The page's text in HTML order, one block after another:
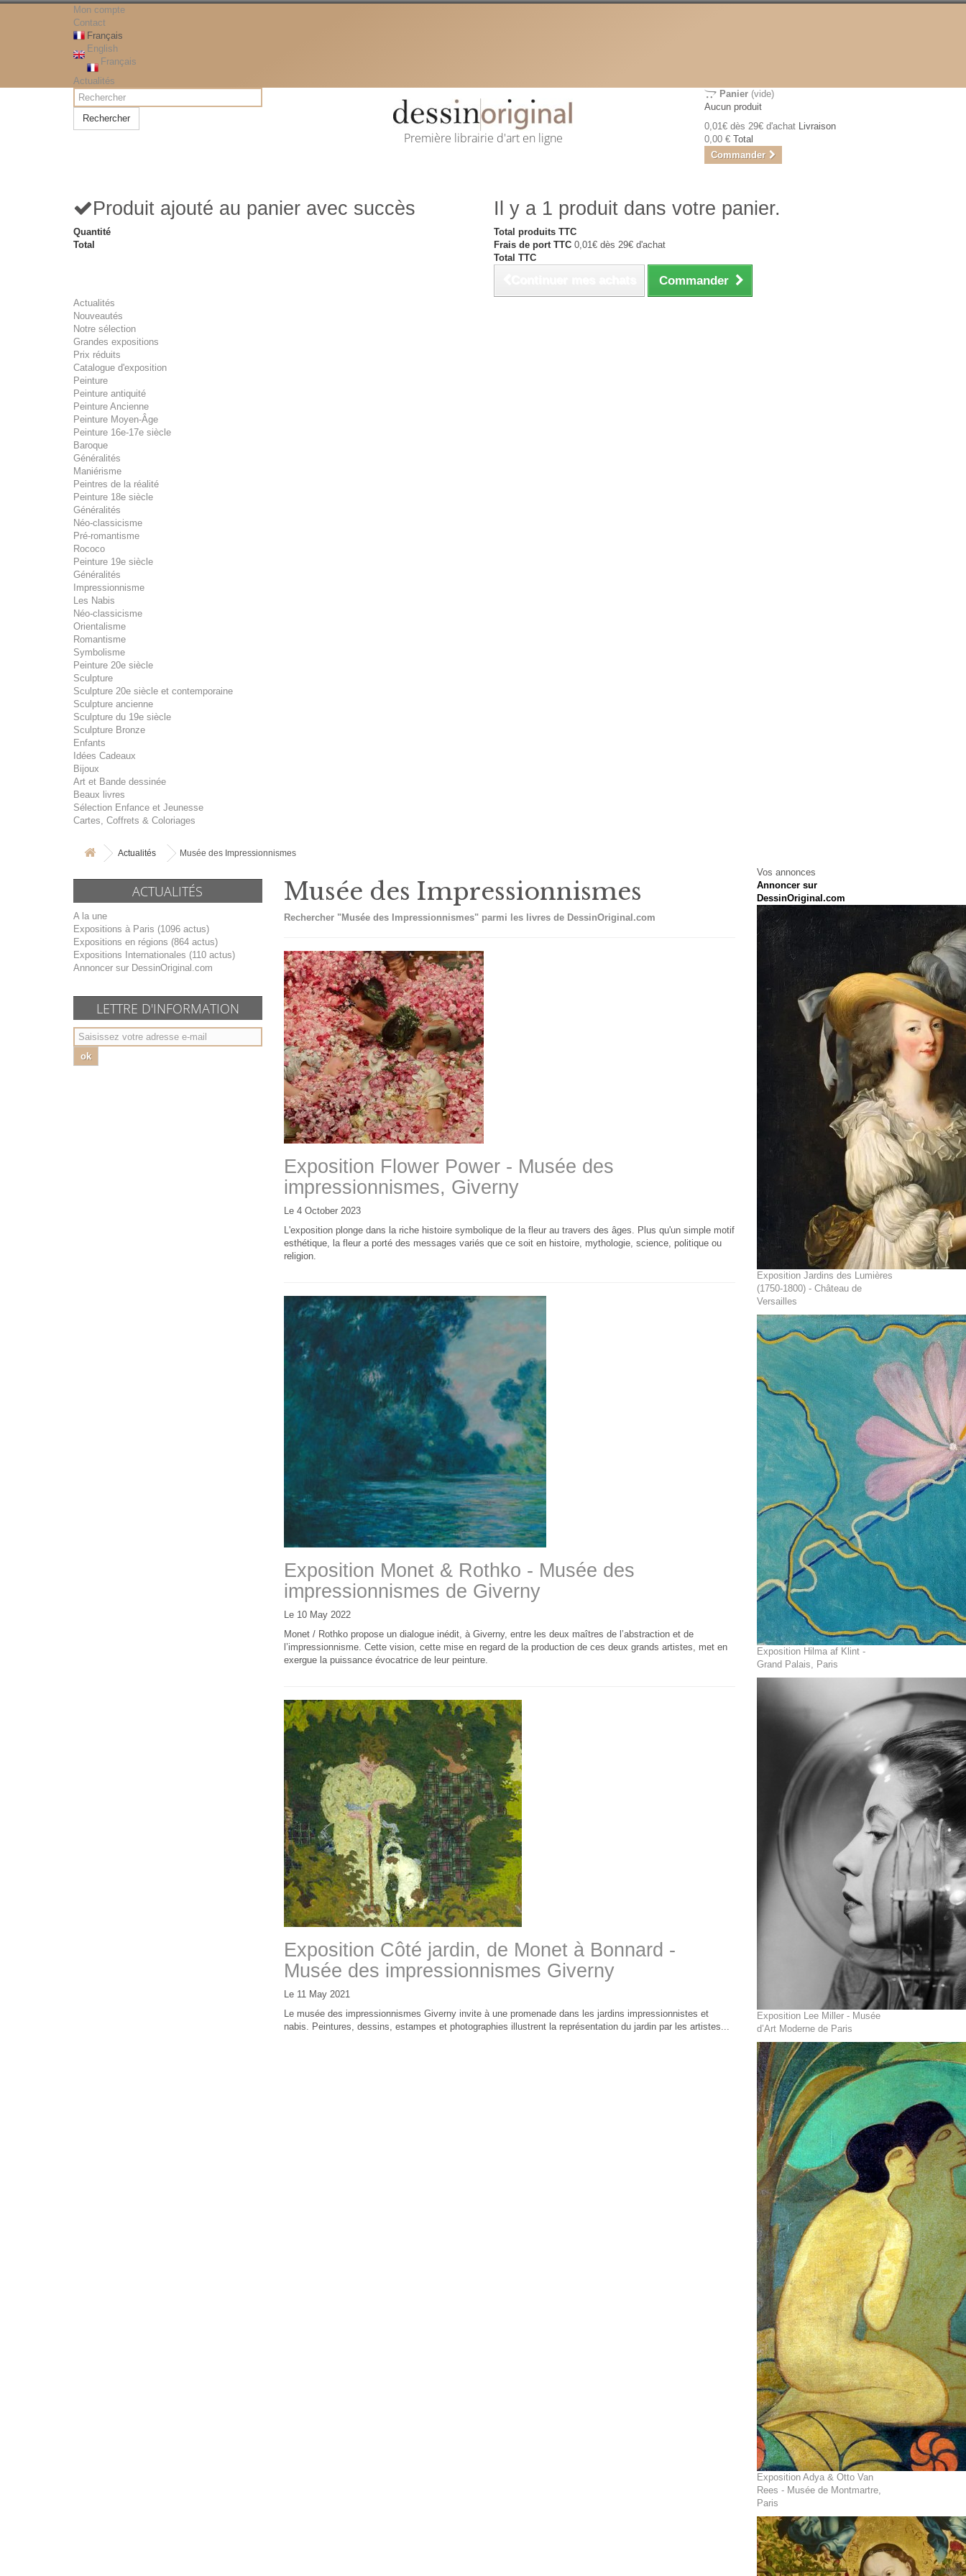
Mon compte
Contact
Français
English
Français
Actualités
Rechercher
Première librairie d'art en ligne
Panier (vide)
Aucun produit
0,01€ dès 29€ d'achat Livraison
0,00 € Total
Commander
Produit ajouté au panier avec succès
Quantité
Total
Il y a 1 produit dans votre panier.
Total produits TTC
Frais de port TTC 0,01€ dès 29€ d'achat
Total TTC
Commander
Actualités
Nouveautés
Notre sélection
Grandes expositions
Prix réduits
Catalogue d'exposition
Peinture
Peinture antiquité
Peinture Ancienne
Peinture Moyen-Âge
Peinture 16e-17e siècle
Baroque
Généralités
Maniérisme
Peintres de la réalité
Peinture 18e siècle
Généralités
Néo-classicisme
Pré-romantisme
Rococo
Peinture 19e siècle
Généralités
Impressionnisme
Les Nabis
Néo-classicisme
Orientalisme
Romantisme
Symbolisme
Peinture 20e siècle
Sculpture
Sculpture 20e siècle et contemporaine
Sculpture ancienne
Sculpture du 19e siècle
Sculpture Bronze
Enfants
Idées Cadeaux
Bijoux
Art et Bande dessinée
Beaux livres
Sélection Enfance et Jeunesse
Cartes, Coffrets & Coloriages
Actualités Musée des Impressionnismes
ACTUALITÉS
A la une
Expositions à Paris (1096 actus)
Expositions en régions (864 actus)
Expositions Internationales (110 actus)
Annoncer sur DessinOriginal.com
LETTRE D'INFORMATION
ok
Musée des Impressionnismes
Rechercher "Musée des Impressionnismes" parmi les livres de DessinOriginal.com
Exposition Flower Power - Musée des
impressionnismes, Giverny
Le 4 October 2023
L'exposition plonge dans la riche histoire symbolique de la fleur au travers des âges. Plus qu'un simple motif
esthétique, la fleur a porté des messages variés que ce soit en histoire, mythologie, science, politique ou
religion.
Exposition Monet & Rothko - Musée des
impressionnismes de Giverny
Le 10 May 2022
Monet / Rothko propose un dialogue inédit, à Giverny, entre les deux maîtres de l’abstraction et de
l’impressionnisme. Cette vision, cette mise en regard de la production de ces deux grands artistes, met en
exergue la puissance évocatrice de leur peinture.
Exposition Côté jardin, de Monet à Bonnard -
Musée des impressionnismes Giverny
Le 11 May 2021
Le musée des impressionnismes Giverny invite à une promenade dans les jardins impressionnistes et
nabis. Peintures, dessins, estampes et photographies illustrent la représentation du jardin par les artistes...
Vos annonces
Annoncer sur
DessinOriginal.com
Exposition Jardins des Lumières
(1750-1800) - Château de
Versailles
Exposition Hilma af Klint -
Grand Palais, Paris
Exposition Lee Miller - Musée
d’Art Moderne de Paris
Exposition Adya & Otto Van
Rees - Musée de Montmartre,
Paris